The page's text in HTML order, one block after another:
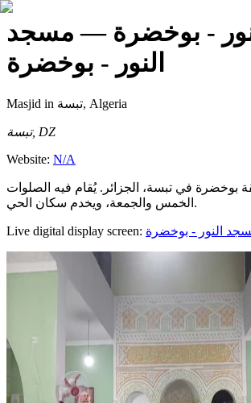
- بوخضرة — مسجد
النور - بوخضرة
Masjid in تبسة, Algeria
تبسة, DZ
Website: N/A
بوخضرة في تبسة، الجزائر. يُقام فيه الصلوات
الخمس والجمعة، ويخدم سكان الحي.
Live digital display screen: النور - بوخضرة